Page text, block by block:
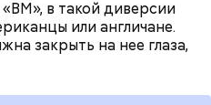
в такой диверсии
или англичане.
закрыть на нее глаза,
95 в заповеднике. Это
исследования, —